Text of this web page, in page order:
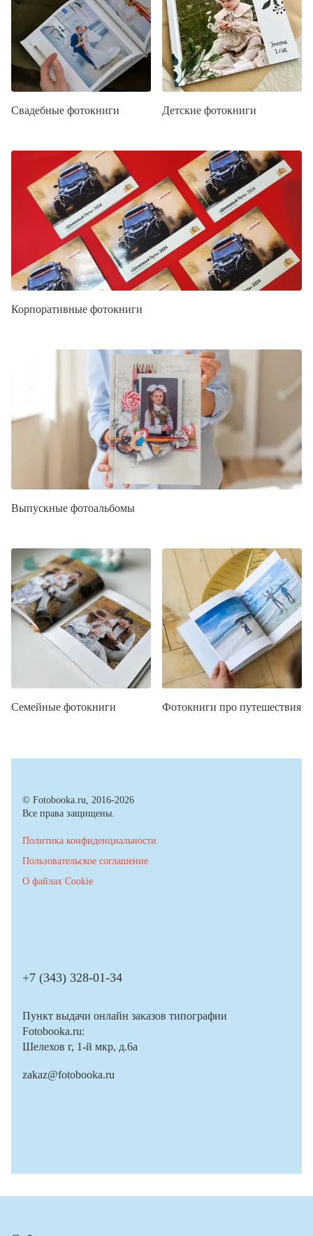
Свадебные фотокниги Детские фотокниги
Корпоративные фотокниги
Выпускные фотоальбомы
Семейные фотокниги Фотокниги про путешествия
© Fotobooka.ru, 2016-2026
Все права защищены.
Политика конфиденциальности
Пользовательское соглашение
О файлах Cookie
+7 (343) 328-01-34
Пункт выдачи онлайн заказов типографии
Fotobooka.ru:
Шелехов г, 1-й мкр, д.6а
zakaz@fotobooka.ru